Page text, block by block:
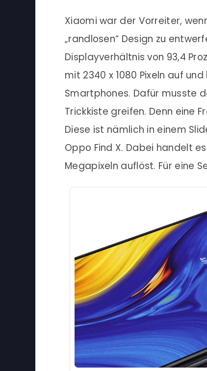
Xiaomi war der Vorreiter,
„randlosen“ Design zu
Displayverhältnis von 93,4
mit 2340 x 1080 Pixeln auf
Smartphones. Dafür musste
Trickkiste greifen. Denn eine
Diese ist nämlich in einem
Oppo Find X. Dabei handelt
Megapixeln auflöst. Für eine